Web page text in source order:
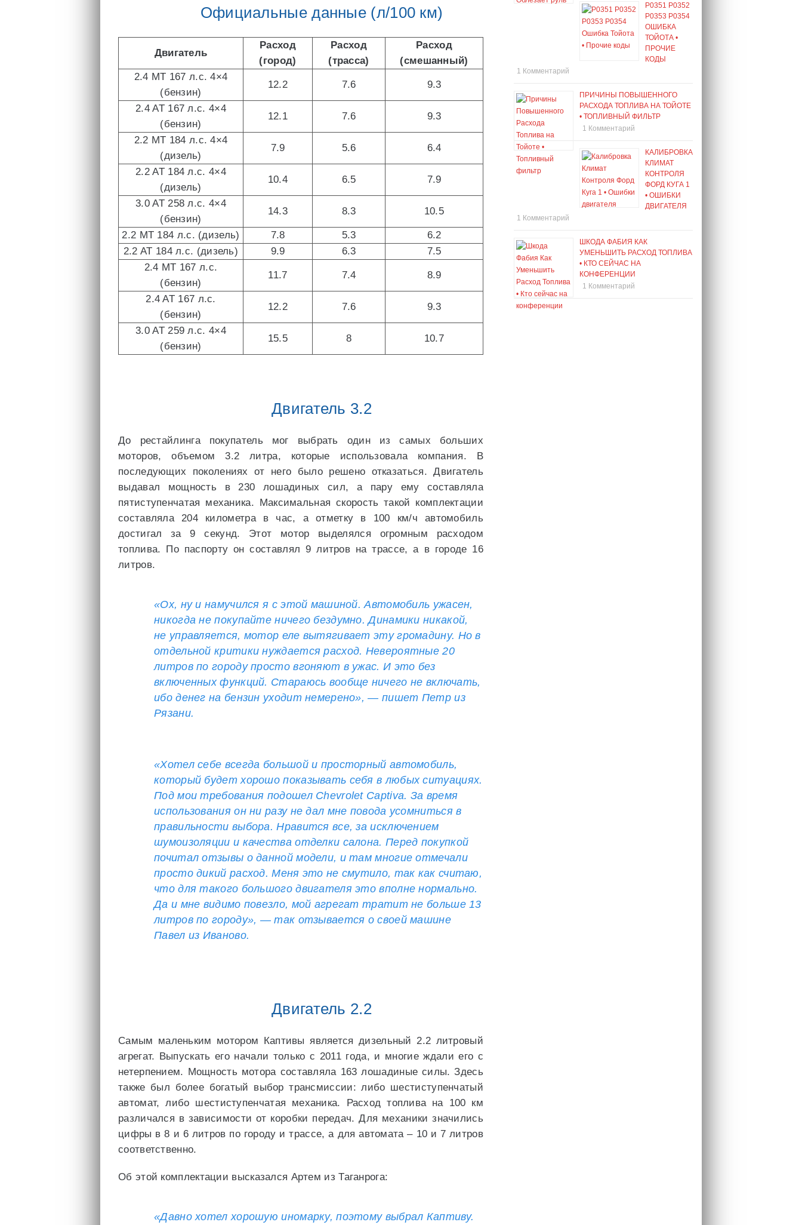
Официальные данные (л/100 км)
Двигатель
Расход
(город)
Расход
(трасса)
Расход
(смешанный)
2.4 MT 167 л.с. 4×4
(бензин)
12.2 7.6 9.3
2.4 AT 167 л.с. 4×4
(бензин)
12.1 7.6 9.3
2.2 MT 184 л.с. 4×4
(дизель)
7.9 5.6 6.4
2.2 AT 184 л.с. 4×4
(дизель)
10.4 6.5 7.9
3.0 AT 258 л.с. 4×4
(бензин)
14.3 8.3 10.5
2.2 MT 184 л.с. (дизель) 7.8 5.3
6.2
2.2 AT 184 л.с. (дизель)
9.9 6.3
7.5
2.4 MT 167 л.с.
(бензин)
11.7 7.4 8.9
2.4 AT 167 л.с.
(бензин)
12.2 7.6 9.3
3.0 AT 259 л.с. 4×4
(бензин)
15.5 8 10.7
Двигатель 3.2
До рестайлинга покупатель мог выбрать один из самых больших
моторов, объемом 3.2 литра, которые использовала компания. В
последующих поколениях от него было решено отказаться. Двигатель
выдавал мощность в 230 лошадиных сил, а пару ему составляла
пятиступенчатая механика. Максимальная скорость такой комплектации
составляла 204 километра в час, а отметку в 100 км/ч автомобиль
достигал за 9 секунд. Этот мотор выделялся огромным расходом
топлива. По паспорту он составлял 9 литров на трассе, а в городе 16
литров.
«Ох, ну и намучился я с этой машиной. Автомобиль ужасен,
никогда не покупайте ничего бездумно. Динамики никакой,
не управляется, мотор еле вытягивает эту громадину. Но в
отдельной критики нуждается расход. Невероятные 20
литров по городу просто вгоняют в ужас. И это без
включенных функций. Стараюсь вообще ничего не включать,
ибо денег на бензин уходит немерено», — пишет Петр из
Рязани.
«Хотел себе всегда большой и просторный автомобиль,
который будет хорошо показывать себя в любых ситуациях.
Под мои требования подошел Chevrolet Captiva. За время
использования он ни разу не дал мне повода усомниться в
правильности выбора. Нравится все, за исключением
шумоизоляции и качества отделки салона. Перед покупкой
почитал отзывы о данной модели, и там многие отмечали
просто дикий расход. Меня это не смутило, так как считаю,
что для такого большого двигателя это вполне нормально.
Да и мне видимо повезло, мой агрегат тратит не больше 13
литров по городу», — так отзывается о своей машине
Павел из Иваново.
Двигатель 2.2
Самым маленьким мотором Каптивы является дизельный 2.2 литровый
агрегат. Выпускать его начали только с 2011 года, и многие ждали его с
нетерпением. Мощность мотора составляла 163 лошадиные силы. Здесь
также был более богатый выбор трансмиссии: либо шестиступенчатый
автомат, либо шестиступенчатая механика. Расход топлива на 100 км
различался в зависимости от коробки передач. Для механики значились
цифры в 8 и 6 литров по городу и трассе, а для автомата – 10 и 7 литров
соответственно.
Об этой комплектации высказался Артем из Таганрога:
«Давно хотел хорошую иномарку, поэтому выбрал Каптиву.
P0351 P0352
P0353 P0354
ОШИБКА
ТОЙОТА •
ПРОЧИЕ
КОДЫ
1 Комментарий
ПРИЧИНЫ ПОВЫШЕННОГО
РАСХОДА ТОПЛИВА НА ТОЙОТЕ
• ТОПЛИВНЫЙ ФИЛЬТР
1 Комментарий
КАЛИБРОВКА
КЛИМАТ
КОНТРОЛЯ
ФОРД КУГА 1
• ОШИБКИ
ДВИГАТЕЛЯ
1 Комментарий
ШКОДА ФАБИЯ КАК
УМЕНЬШИТЬ РАСХОД ТОПЛИВА
• КТО СЕЙЧАС НА
КОНФЕРЕНЦИИ
1 Комментарий